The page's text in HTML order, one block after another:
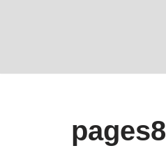
obsah
pages8